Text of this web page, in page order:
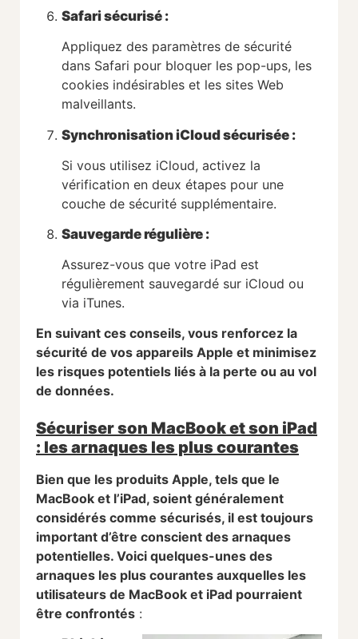
Safari sécurisé :
Appliquez des paramètres de sécurité
dans Safari pour bloquer les pop-ups, les
cookies indésirables et les sites Web
malveillants.
Synchronisation iCloud sécurisée :
Si vous utilisez iCloud, activez la
vérification en deux étapes pour une
couche de sécurité supplémentaire.
Sauvegarde régulière :
Assurez-vous que votre iPad est
régulièrement sauvegardé sur iCloud ou
via iTunes.
En suivant ces conseils, vous renforcez la
sécurité de vos appareils Apple et minimisez
les risques potentiels liés à la perte ou au vol
de données.
Sécuriser son MacBook et son iPad
: les arnaques les plus courantes
Bien que les produits Apple, tels que le
MacBook et l’iPad, soient généralement
considérés comme sécurisés, il est toujours
important d’être conscient des arnaques
potentielles. Voici quelques-unes des
arnaques les plus courantes auxquelles les
utilisateurs de MacBook et iPad pourraient
être confrontés :